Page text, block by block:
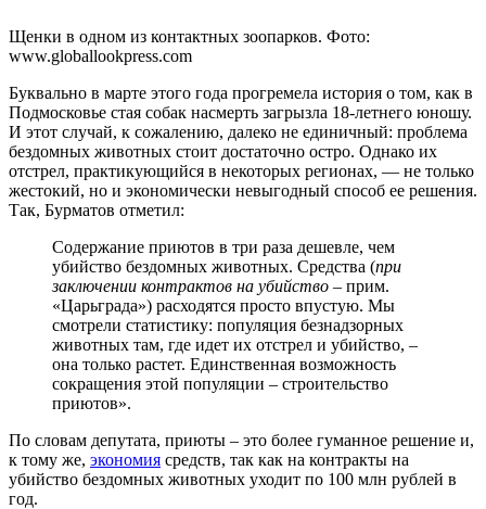
Щенки в одном из контактных зоопарков. Фото:
www.globallookpress.com
Буквально в марте этого года прогремела история о том, как в
Подмосковье стая собак насмерть загрызла 18-летнего юношу.
И этот случай, к сожалению, далеко не единичный: проблема
бездомных животных стоит достаточно остро. Однако их
отстрел, практикующийся в некоторых регионах, — не только
жестокий, но и экономически невыгодный способ ее решения.
Так, Бурматов отметил:
Содержание приютов в три раза дешевле, чем
убийство бездомных животных. Средства (при
заключении контрактов на убийство – прим.
«Царьграда») расходятся просто впустую. Мы
смотрели статистику: популяция безнадзорных
животных там, где идет их отстрел и убийство, –
она только растет. Единственная возможность
сокращения этой популяции – строительство
приютов».
По словам депутата, приюты – это более гуманное решение и,
к тому же, экономия средств, так как на контракты на
убийство бездомных животных уходит по 100 млн рублей в
год.